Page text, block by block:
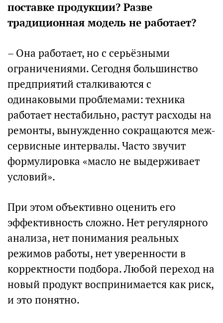
поставке продукции? Разве
традиционная модель не работает?
– Она работает, но с серьёзными
ограничениями. Сегодня большинство
предприятий сталкиваются с
одинаковыми проблемами: техника
работает нестабильно, растут расходы на
ремонты, вынужденно сокращаются меж-
сервисные интервалы. Часто звучит
формулировка «масло не выдерживает
условий».
При этом объективно оценить его
эффективность сложно. Нет регулярного
анализа, нет понимания реальных
режимов работы, нет уверенности в
корректности подбора. Любой переход на
новый продукт воспринимается как риск,
и это понятно.